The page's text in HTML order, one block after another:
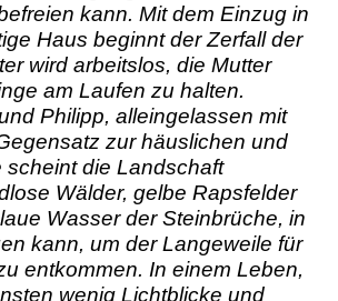
kann. Mit dem Einzug in
Haus beginnt der Zerfall der
wird arbeitslos, die Mutter
am Laufen zu halten.
Philipp, alleingelassen mit
zur häuslichen und
scheint die Landschaft
Wälder, gelbe Rapsfelder
Wasser der Steinbrüche, in
kann, um der Langeweile für
entkommen. In einem Leben,
wenig Lichtblicke und